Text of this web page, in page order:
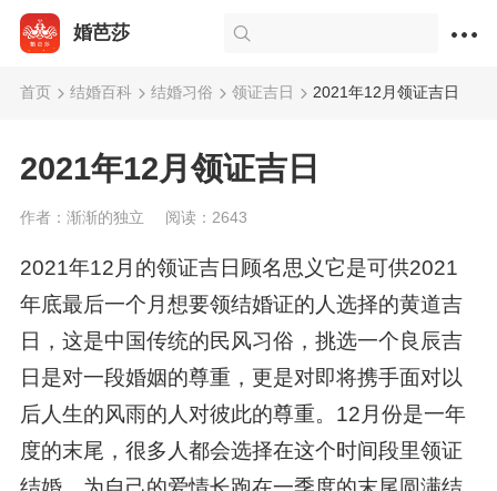
婚芭莎
首页 结婚百科 结婚习俗 领证吉日 2021年12月领证吉日
2021年12月领证吉日
作者：渐渐的独立 阅读：2643
2021年12月的领证吉日顾名思义它是可供2021
年底最后一个月想要领结婚证的人选择的黄道吉
日，这是中国传统的民风习俗，挑选一个良辰吉
日是对一段婚姻的尊重，更是对即将携手面对以
后人生的风雨的人对彼此的尊重。12月份是一年
度的末尾，很多人都会选择在这个时间段里领证